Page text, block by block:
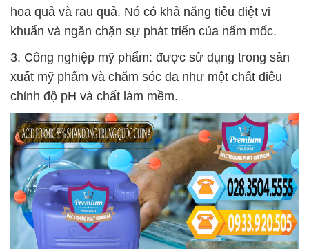
hoa quả và rau quả. Nó có khả năng tiêu diệt vi
khuẩn và ngăn chặn sự phát triển của nấm mốc.
3. Công nghiệp mỹ phẩm: được sử dụng trong sản
xuất mỹ phẩm và chăm sóc da như một chất điều
chỉnh độ pH và chất làm mềm.